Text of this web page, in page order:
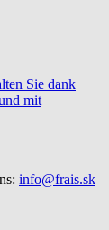
Sie dank
mit
info@frais.sk